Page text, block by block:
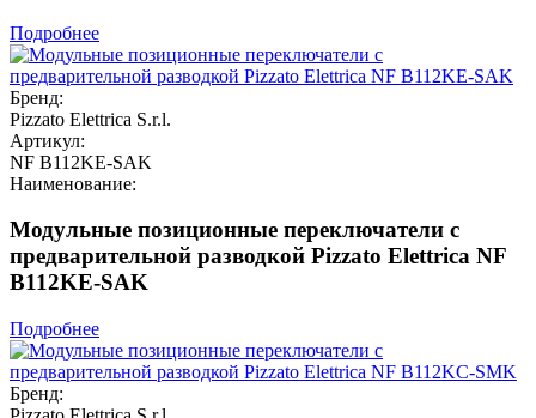
Подробнее
Бренд:
Pizzato Elettrica S.r.l.
Артикул:
NF B112KE-SAK
Наименование:
Модульные позиционные переключатели с
предварительной разводкой Pizzato Elettrica NF
B112KE-SAK
Подробнее
Бренд: